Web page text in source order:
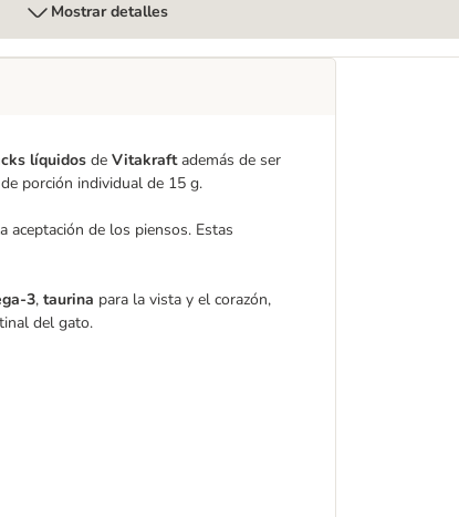
Mostrar detalles
líquidos de Vitakraftademás de ser
porción individual de 15 g.
aceptación de los piensos. Estas
3, taurina para la vista y el corazón,
del gato.